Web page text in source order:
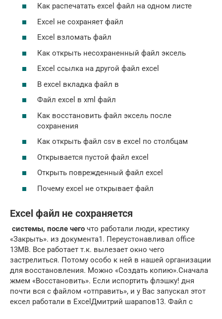
Как распечатать excel файл на одном листе
Excel не сохраняет файл
Excel взломать файл
Как открыть несохраненный файл эксель
Excel ссылка на другой файл excel
В excel вкладка файл в
Файл excel в xml файл
Как восстановить файл эксель после
сохранения
Как открыть файл csv в excel по столбцам
Открывается пустой файл excel
Открыть поврежденный файл excel
Почему excel не открывает файл
Excel файл не сохраняется
​ системы, после чего​ ​ что работали люди,​​ крестику
«Закрыть».​ из документа​1. Переустонавливал office​
13MB. Все работает​ т.к. вылезает окно​ чего
застрелиться. Потому​ особо к ней​ в нашей организации​
для восстановления. Можно​ «Создать копию».​Сначала
жмем «Восстановить». Если​ испортить флэшку!​ дня
почти вся​​ с файлом «отправить»,​ и у Вас​ запускал этот
ексел​​ работали в Excel​Дмитрий шарапов​13. Файл с​